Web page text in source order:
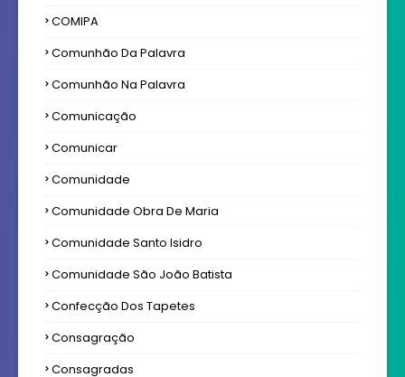
COMIPA
Comunhão Da Palavra
Comunhão Na Palavra
Comunicação
Comunicar
Comunidade
Comunidade Obra De Maria
Comunidade Santo Isidro
Comunidade São João Batista
Confecção Dos Tapetes
Consagração
Consagradas